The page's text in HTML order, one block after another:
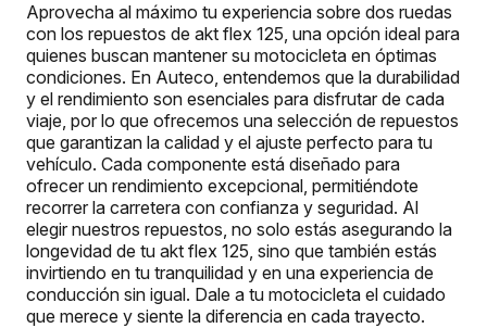
Aprovecha al máximo tu experiencia sobre dos ruedas
con los repuestos de akt flex 125, una opción ideal para
quienes buscan mantener su motocicleta en óptimas
condiciones. En Auteco, entendemos que la durabilidad
y el rendimiento son esenciales para disfrutar de cada
viaje, por lo que ofrecemos una selección de repuestos
que garantizan la calidad y el ajuste perfecto para tu
vehículo. Cada componente está diseñado para
ofrecer un rendimiento excepcional, permitiéndote
recorrer la carretera con confianza y seguridad. Al
elegir nuestros repuestos, no solo estás asegurando la
longevidad de tu akt flex 125, sino que también estás
invirtiendo en tu tranquilidad y en una experiencia de
conducción sin igual. Dale a tu motocicleta el cuidado
que merece y siente la diferencia en cada trayecto.